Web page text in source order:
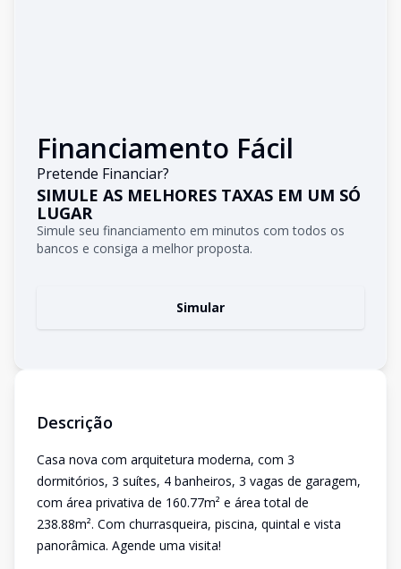
Financiamento Fácil
Pretende Financiar?
SIMULE AS MELHORES TAXAS EM UM SÓ
LUGAR
Simule seu financiamento em minutos com todos os
bancos e consiga a melhor proposta.
Simular
Descrição
Casa nova com arquitetura moderna, com 3
dormitórios, 3 suítes, 4 banheiros, 3 vagas de garagem,
com área privativa de 160.77m² e área total de
238.88m². Com churrasqueira, piscina, quintal e vista
panorâmica. Agende uma visita!